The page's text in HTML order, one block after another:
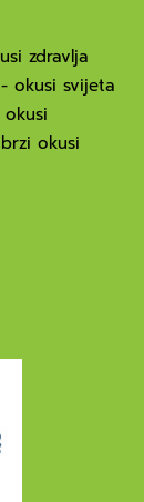
zdravlja
okusi svijeta
okusi